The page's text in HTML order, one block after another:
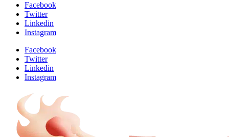
Facebook
Twitter
Linkedin
Instagram
Facebook
Twitter
Linkedin
Instagram